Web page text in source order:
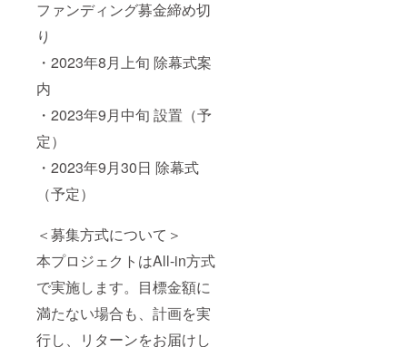
ファンディング募金締め切
り
・2023年8月上旬 除幕式案
内
・2023年9月中旬 設置（予
定）
・2023年9月30日 除幕式
（予定）
＜募集方式について＞
本プロジェクトはAll-in方式
で実施します。目標金額に
満たない場合も、計画を実
行し、リターンをお届けし